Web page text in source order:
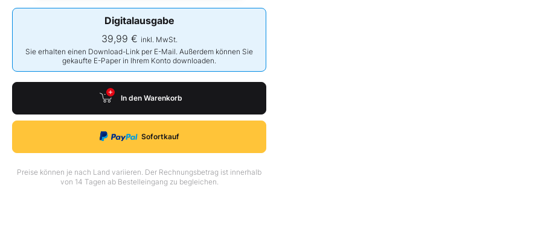
Digitalausgabe
39,99 € inkl. MwSt.
Sie erhalten einen Download-Link per E-Mail. Außerdem können Sie
gekaufte E-Paper in Ihrem Konto downloaden.
In den Warenkorb
Sofortkauf
Preise können je nach Land variieren. Der Rechnungsbetrag ist innerhalb
von 14 Tagen ab Bestelleingang zu begleichen.